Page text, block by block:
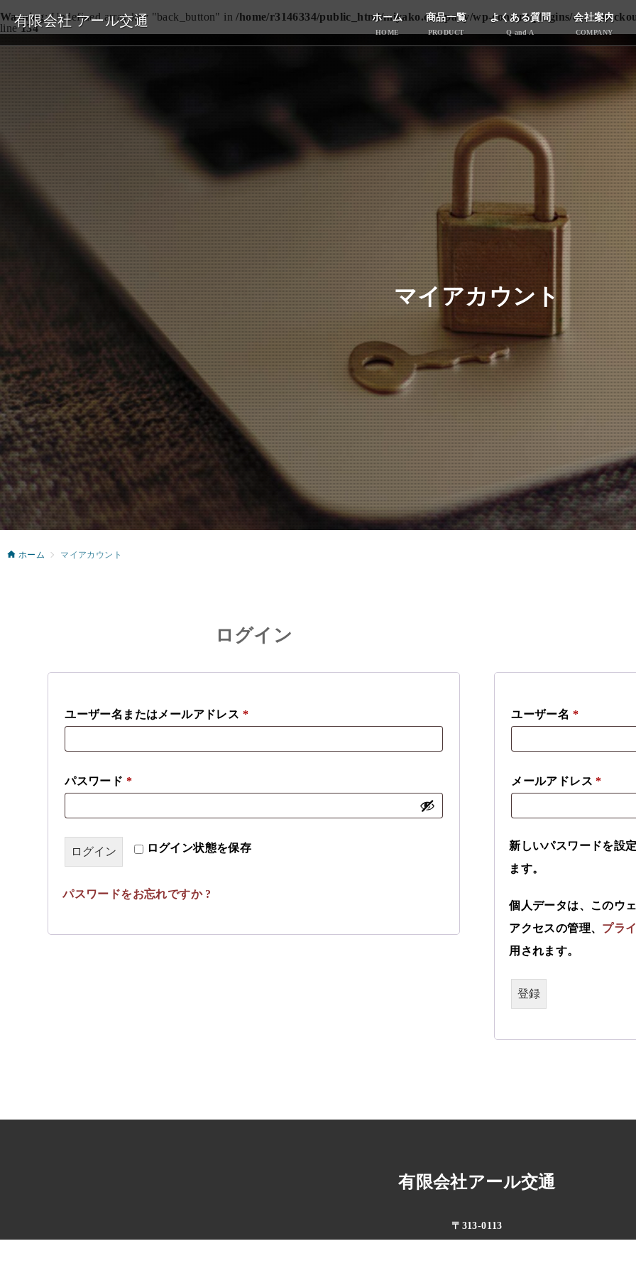
Warning: Undefined array key "back_button" in/home/r3146334/public_html/miyako.company/wp-content/plugins/cart-
line134
有限会社 アール交通 ホーム
HOME
商品一覧
PRODUCT
よくある質問
Q and A
会社案内
COMPANY
マイアカウント
ホーム マイアカウント
ログイン
ユーザー名またはメールアドレス *
パスワード *
ログイン状態を保存
ログイン
パスワードをお忘れですか ?
ユーザー名 *
メールアドレス*
新しいパスワードを設
ます。
個人データは、このウ
アクセスの管理、 プラ
用されます。
登録
有限会社アール交通
〒313-0113